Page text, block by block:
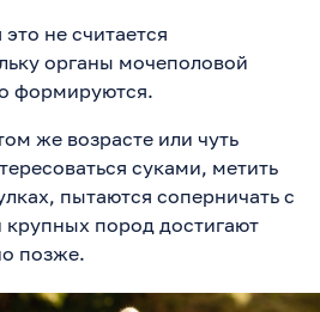
не считается
органы мочеполовой
формируются.
же возрасте или чуть
суками, метить
пытаются соперничать с
пород достигают
позже.